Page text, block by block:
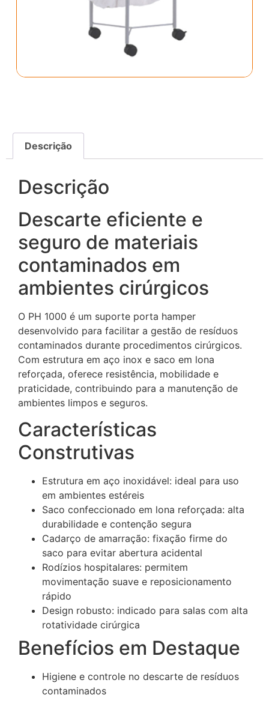
Descrição
Descrição
Descarte eficiente e
seguro de materiais
contaminados em
ambientes cirúrgicos
O PH 1000 é um suporte porta hamper
desenvolvido para facilitar a gestão de resíduos
contaminados durante procedimentos cirúrgicos.
Com estrutura em aço inox e saco em lona
reforçada, oferece resistência, mobilidade e
praticidade, contribuindo para a manutenção de
ambientes limpos e seguros.
Características
Construtivas
Estrutura em aço inoxidável: ideal para uso
em ambientes estéreis
Saco confeccionado em lona reforçada: alta
durabilidade e contenção segura
Cadarço de amarração: fixação firme do
saco para evitar abertura acidental
Rodízios hospitalares: permitem
movimentação suave e reposicionamento
rápido
Design robusto: indicado para salas com alta
rotatividade cirúrgica
Benefícios em Destaque
Higiene e controle no descarte de resíduos
contaminados